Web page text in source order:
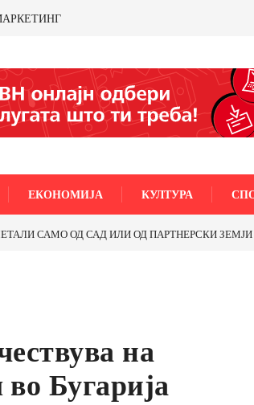
ЕКОНОМИЈА КУЛТУРА
со бакарот од Иловица и со антимонот?
на
Бугарија